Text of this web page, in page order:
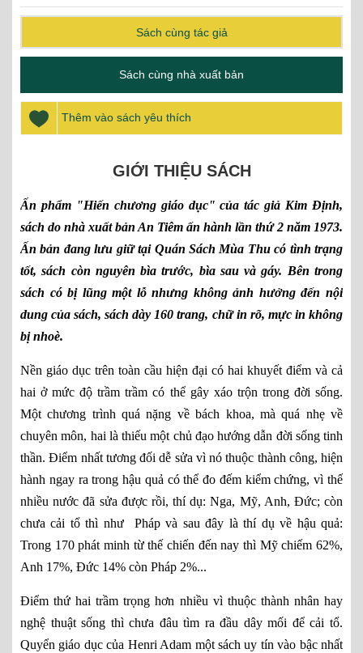
Sách cùng tác giả
Sách cùng nhà xuất bản
Thêm vào sách yêu thích
GIỚI THIỆU SÁCH
Ấn phẩm "Hiến chương giáo dục" của tác giả Kim Định,
sách do nhà xuất bản An Tiêm ấn hành lần thứ 2 năm 1973.
Ấn bản đang lưu giữ tại Quán Sách Mùa Thu có tình trạng
tốt, sách còn nguyên bìa trước, bìa sau và gáy. Bên trong
sách có bị lũng một lỗ nhưng không ảnh hưởng đến nội
dung của sách, sách dày 160 trang, chữ in rõ, mực in không
bị nhoè.
Nền giáo dục trên toàn cầu hiện đại có hai khuyết điểm và cả
hai ở mức độ trầm trầm có thể gây xáo trộn trong đời sống.
Một chương trình quá nặng về bách khoa, mà quá nhẹ về
chuyên môn, hai là thiếu một chủ đạo hướng dẫn đời sống tinh
thần. Điểm nhất tương đối dễ sửa vì nó thuộc thành công, hiện
hành ngay ra trong hậu quả có thể đo đếm kiểm chứng, vì thế
nhiều nước đã sửa được rồi, thí dụ: Nga, Mỹ, Anh, Đức; còn
chưa cải tổ thì như Pháp và sau đây là thí dụ về hậu quả:
Trong 170 phát minh từ thế chiến đến nay thì Mỹ chiếm 62%,
Anh 17%, Đức 14% còn Pháp 2%...
Điểm thứ hai trầm trọng hơn nhiều vì thuộc thành nhân hay
nghệ thuật sống thì chưa đâu tìm ra đầu dây mối để cải tổ.
Quyển giáo dục của Henri Adam một sách uy tín vào bậc nhất